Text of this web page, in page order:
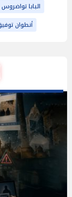
البابا تواضروس
أنطوان